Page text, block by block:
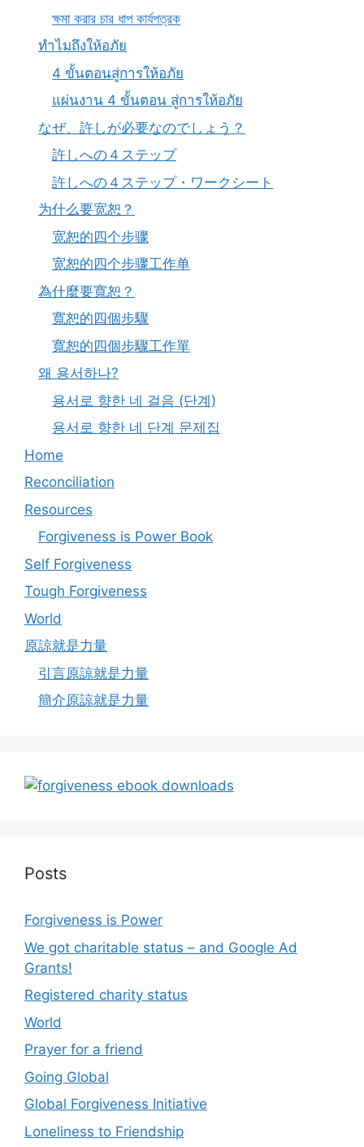
ক্ষমা করার চার ধাপ কার্যপত্রক
ทำไมถึงให้อภัย
4 ขั้นตอนสู่การให้อภัย
แผ่นงาน 4 ขั้นตอน สู่การให้อภัย
なぜ、許しが必要なのでしょう？
許しへの４ステップ
許しへの４ステップ・ワークシート
为什么要宽恕？
宽恕的四个步骤
宽恕的四个步骤工作单
為什麼要寬恕？
寬恕的四個步驟
寬恕的四個步驟工作單
왜 용서하나?
용서로 향한 네 걸음 (단계)
용서로 향한 네 단계 문제집
Home
Reconciliation
Resources
Forgiveness is Power Book
Self Forgiveness
Tough Forgiveness
World
原諒就是力量
引言原諒就是力量
簡介原諒就是力量
Posts
Forgiveness is Power
We got charitable status – and Google Ad
Grants!
Registered charity status
World
Prayer for a friend
Going Global
Global Forgiveness Initiative
Loneliness to Friendship